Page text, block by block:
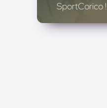
SportCorico !